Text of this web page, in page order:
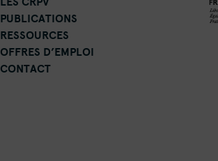
PUBLICATIONS
RESSOURCES
OFFRES D’EMPLOI
CONTACT